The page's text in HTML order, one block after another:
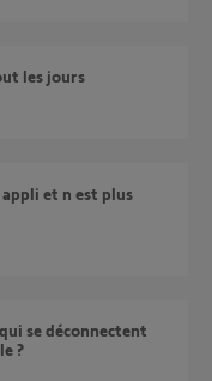
les jours
?